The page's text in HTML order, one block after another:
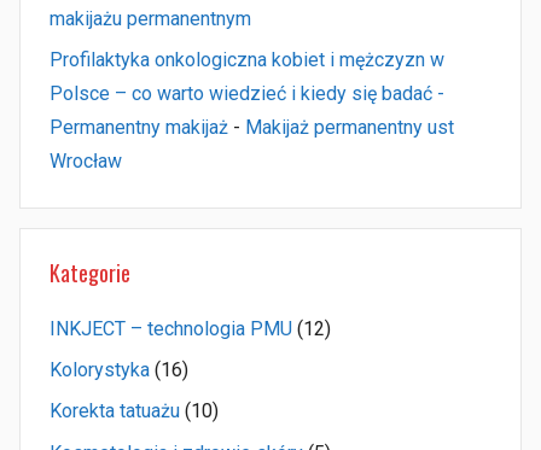
makijażu permanentnym
Profilaktyka onkologiczna kobiet i mężczyzn w
Polsce – co warto wiedzieć i kiedy się badać -
Permanentny makijaż - Makijaż permanentny ust
Wrocław
Kategorie
INKJECT – technologia PMU (12)
Kolorystyka (16)
Korekta tatuażu (10)